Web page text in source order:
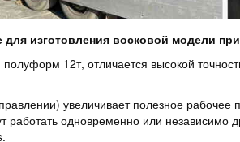
изготовления восковой модели
12т, отличается высокой
увеличивает полезное рабочее
одновременно или независимо